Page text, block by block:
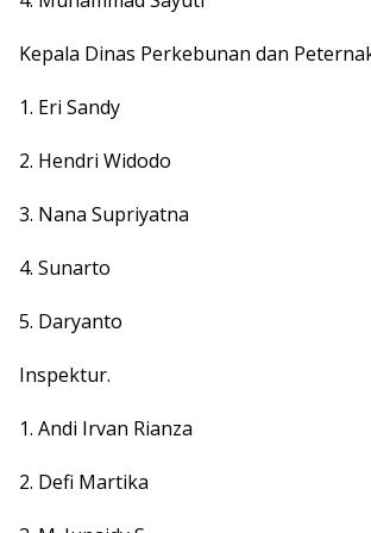
Kepala Dinas Perkebunan dan
1. Eri Sandy
2. Hendri Widodo
3. Nana Supriyatna
4. Sunarto
5. Daryanto
Inspektur.
1. Andi Irvan Rianza
2. Defi Martika